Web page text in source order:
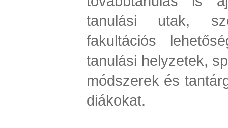
tanulási utak,
fakultációs
tanulási helyzetek,
módszerek és
diákokat.